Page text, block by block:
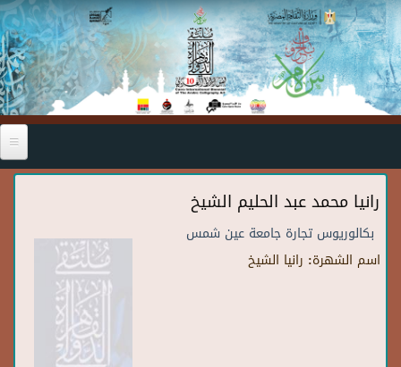
Skip to main content
رانيا محمد عبد الحليم الشيخ
بكالوريوس تجارة جامعة عين شمس
اسم الشهرة: رانيا الشيخ